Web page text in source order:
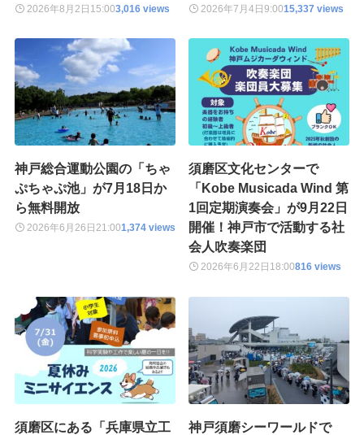
2026年8月2日 15:003,016 views 2026年7月4日9:0015,337 views
神戸総合運動公園の「ちゃ
ぷちゃぷ池」が7月18日か
ら無料開放
2026年6月26日 21:001,374 views
須磨区文化センターで
「Kobe Musicada Wind 第
1回定期演奏会」が9月22日
開催！神戸市で活動する社
会人吹奏楽団
2026年6月22日 18:00816 views
須磨区にある「兵庫県立工
神戸須磨シーワールドで